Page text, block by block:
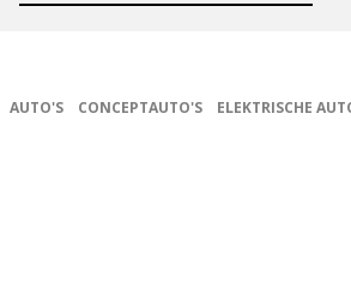
AUTO'S CONCEPTAUTO'S ELEKTRISCHE